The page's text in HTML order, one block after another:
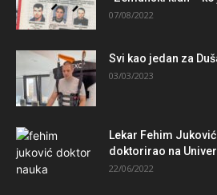
07/08/2022
Svi kao jedan za
03/03/2023
Lekar Fehim
doktorirao na
22/06/2022